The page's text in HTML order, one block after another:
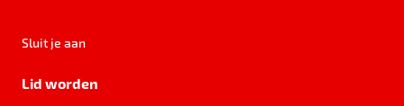
Sluit je aan
Lid worden